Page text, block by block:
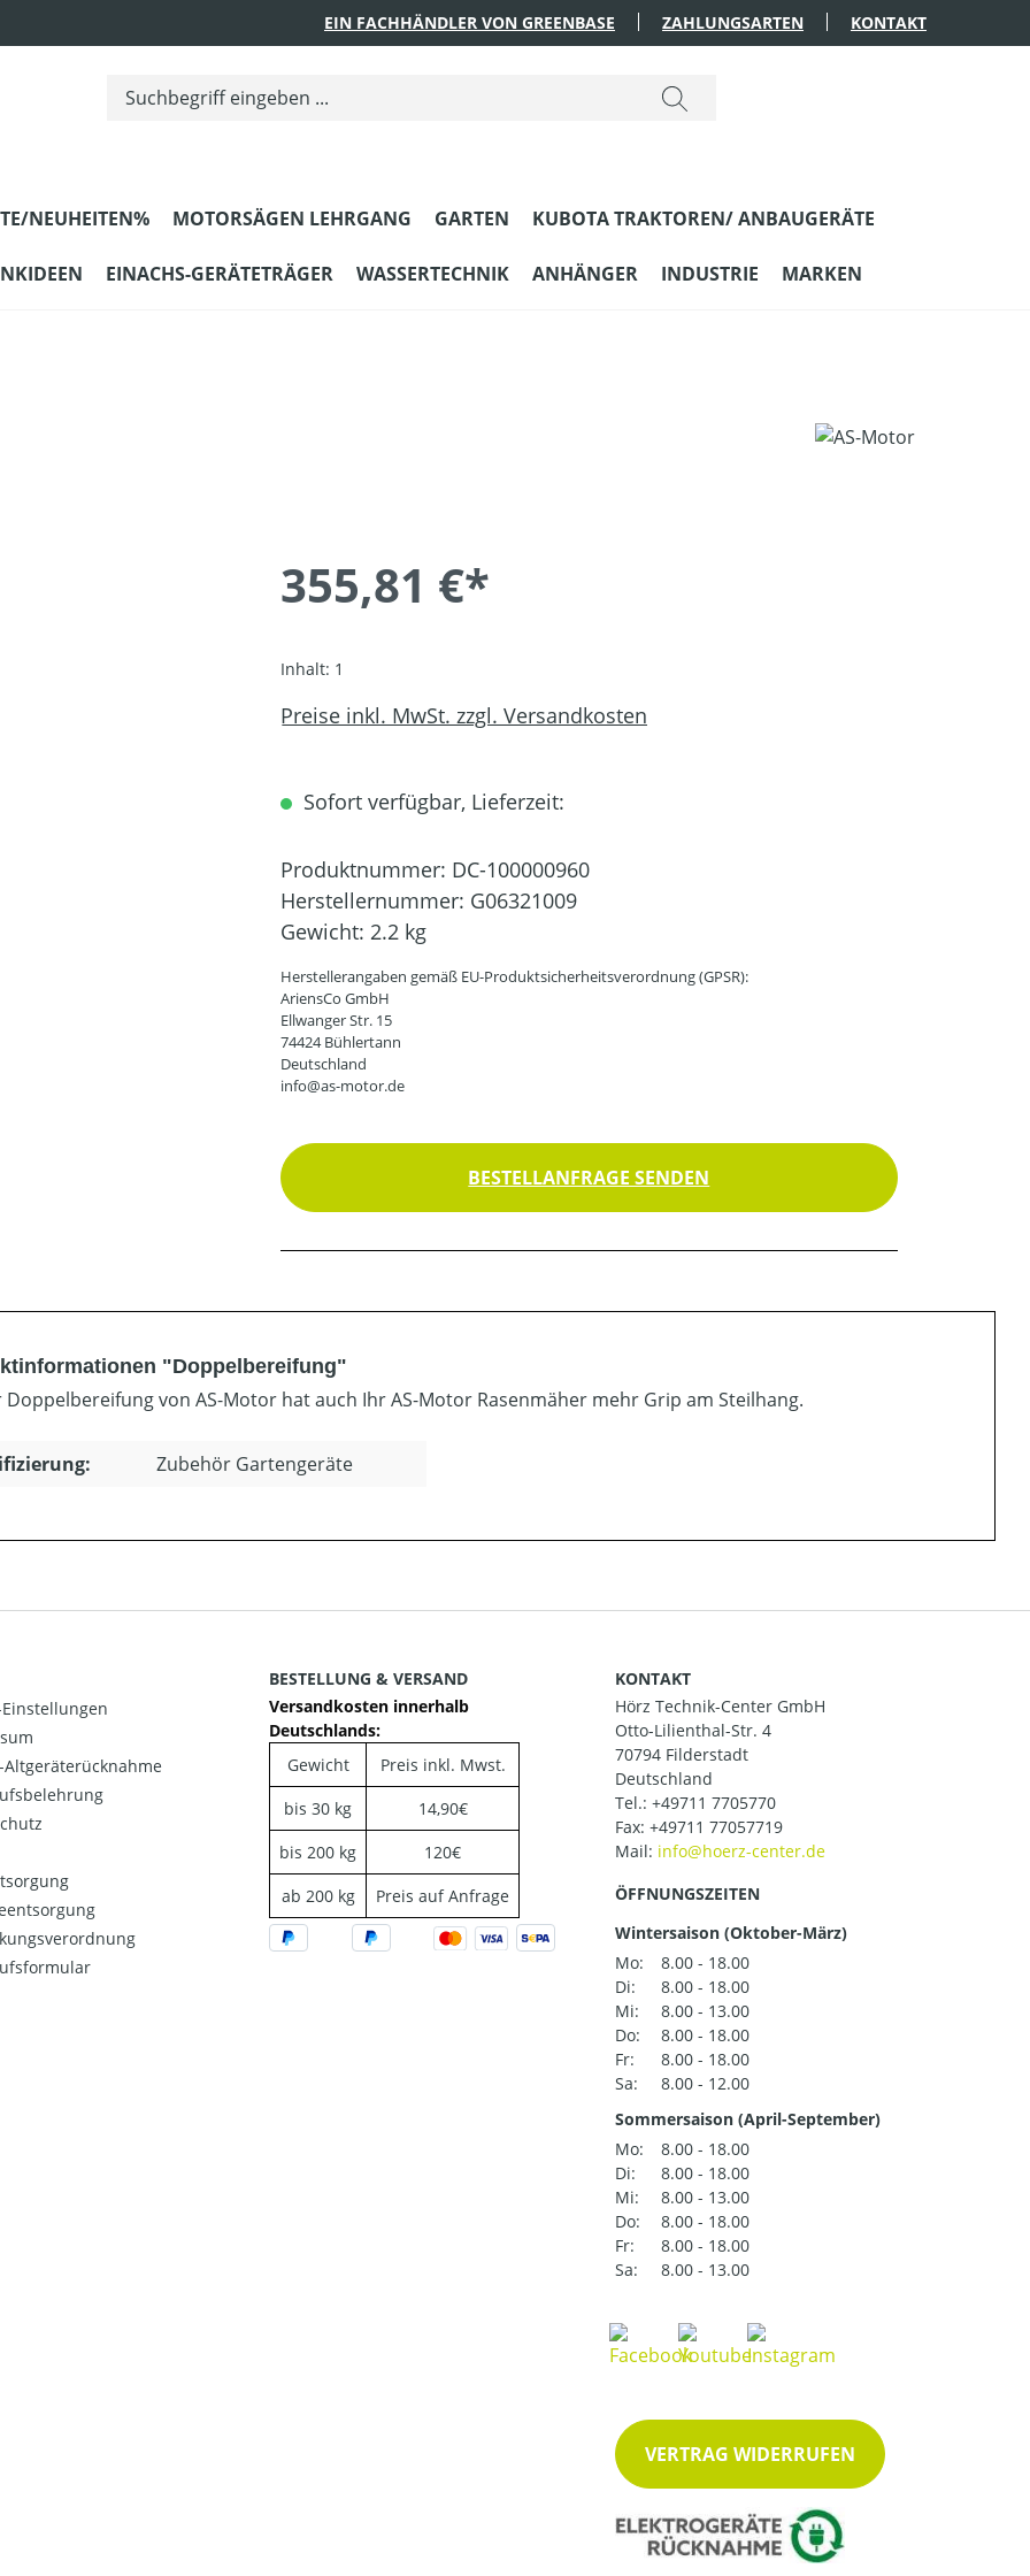
EIN FACHHÄNDLER VON GREENBASE ZAHLUNGSARTEN KONTAKT
NEUHEITEN% MOTORSÄGEN LEHRGANG GARTEN KUBOTA TRAKTOREN/ ANBAUGERÄTE
EINACHS-GERÄTETRÄGER WASSERTECHNIK ANHÄNGER INDUSTRIE MARKEN
355,81 €*
Inhalt: 1
Preise inkl. MwSt. zzgl. Versandkosten
Sofort verfügbar, Lieferzeit:
Produktnummer: DC-100000960
Herstellernummer: G06321009
Gewicht: 2.2 kg
Herstellerangaben gemäß EU-Produktsicherheitsverordnung (GPSR):
AriensCo GmbH
Ellwanger Str. 15
74424 Bühlertann
Deutschland
info@as-motor.de
BESTELLANFRAGE SENDEN
"Doppelbereifung"
Doppelbereifung von AS-Motor hat auch Ihr AS-Motor Rasenmäher mehr Grip am Steilhang.
Zubehör Gartengeräte
Einstellungen
Altgeräterücknahme
BESTELLUNG & VERSAND
Versandkosten innerhalb
Deutschlands:
Gewicht
Preis inkl. Mwst.
bis 30 kg
14,90€
bis 200 kg
120€
ab 200 kg
Preis auf Anfrage
KONTAKT
Hörz Technik-Center GmbH
Otto-Lilienthal-Str. 4
70794 Filderstadt
Deutschland
Tel.: +49711 7705770
Fax: +49711 77057719
Mail:
ÖFFNUNGSZEITEN
Wintersaison (Oktober-März)
Mo:
8.00 - 18.00
Di:
8.00 - 18.00
Mi:
8.00 - 13.00
Do:
8.00 - 18.00
Fr:
8.00 - 18.00
Sa:
8.00 - 12.00
Sommersaison (April-September)
Mo:
8.00 - 18.00
Di:
8.00 - 18.00
Mi:
8.00 - 13.00
Do:
8.00 - 18.00
Fr:
8.00 - 18.00
Sa:
8.00 - 13.00
VERTRAG WIDERRUFEN